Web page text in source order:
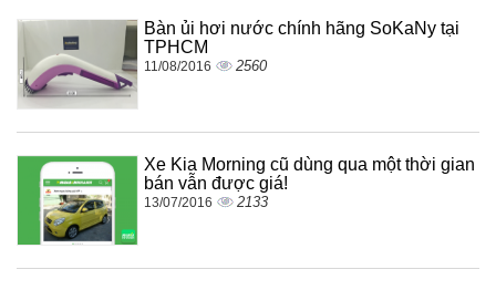
Bàn ủi hơi nước chính hãng SoKaNy tại
TPHCM
11/08/2016 2560
Xe Kia Morning cũ dùng qua một thời gian
bán vẫn được giá!
13/07/2016 2133